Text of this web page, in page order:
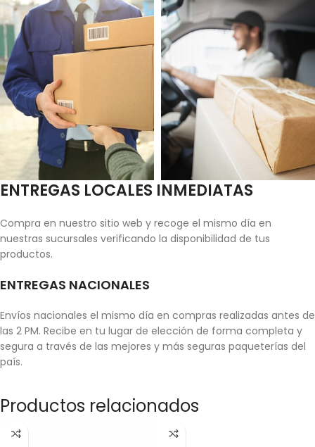
ENTREGAS LOCALES INMEDIATAS
Compra en nuestro sitio web y recoge el mismo día en
nuestras sucursales verificando la disponibilidad de tus
productos.
ENTREGAS NACIONALES
Envíos nacionales el mismo día en compras realizadas antes de
las 2 PM. Recibe en tu lugar de elección de forma completa y
segura a través de las mejores y más seguras paqueterías del
país.
Productos relacionados